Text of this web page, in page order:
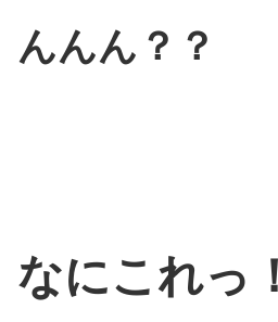
んんん？？
なにこれっ